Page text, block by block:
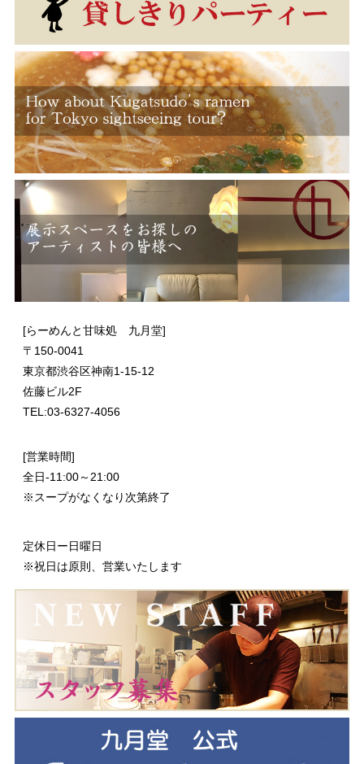
[らーめんと甘味処 九月堂]
〒 150-0041
東京都渋谷区神南1-15-12
佐藤ビル2F
TEL:03-6327-4056
[営業時間]
全日-11:00～21:00
※スープがなくなり次第終了
定休日ー日曜日
※祝日は原則、営業いたします